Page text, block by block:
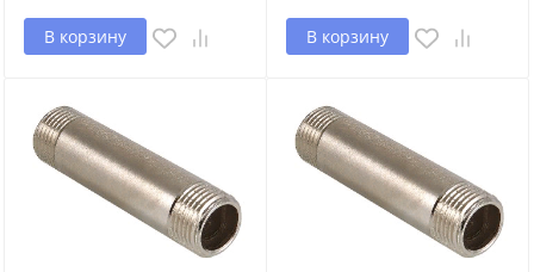
В корзину В корзину